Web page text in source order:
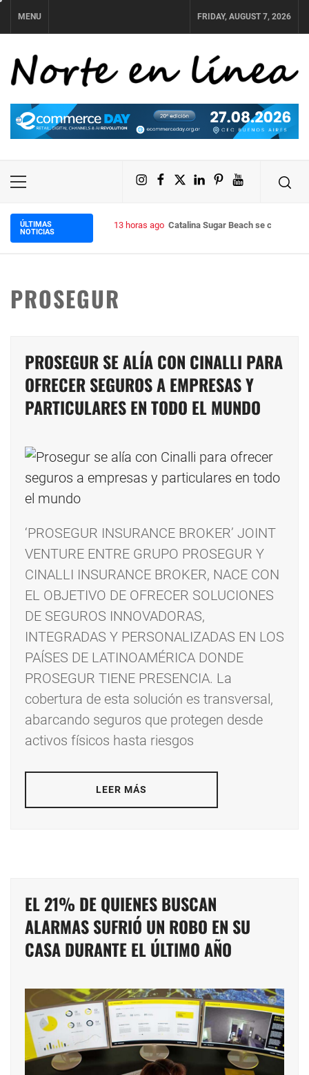
Skip
to
content
MENU FRIDAY, AUGUST 7, 2026
NORTE EN LÍNEA
Primary
Instagram
Facebook
X LinkedIn
PinterestYouTube
ÚLTIMAS
NOTICIAS
13 horas ago Catalina Sugar Beach se convierte
PROSEGUR
PROSEGUR SE ALÍA CON CINALLI PARA
OFRECER SEGUROS A EMPRESAS Y
PARTICULARES EN TODO EL MUNDO
‘PROSEGUR INSURANCE BROKER’ JOINT
VENTURE ENTRE GRUPO PROSEGUR Y
CINALLI INSURANCE BROKER, NACE CON
EL OBJETIVO DE OFRECER SOLUCIONES
DE SEGUROS INNOVADORAS,
INTEGRADAS Y PERSONALIZADAS EN LOS
PAÍSES DE LATINOAMÉRICA DONDE
PROSEGUR TIENE PRESENCIA. La
cobertura de esta solución es transversal,
abarcando seguros que protegen desde
activos físicos hasta riesgos
LEER MÁS
EL 21% DE QUIENES BUSCAN
ALARMAS SUFRIÓ UN ROBO EN SU
CASA DURANTE EL ÚLTIMO AÑO